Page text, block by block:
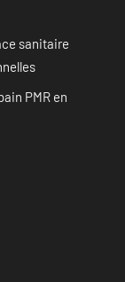
sanitaire
PMR en